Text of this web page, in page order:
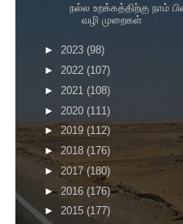
நல்ல உறக்கத்திற்கு நாம்
வழி முறைகள்
► 2023 (98)
► 2022 (107)
► 2021 (108)
► 2020 (111)
► 2019 (112)
► 2018 (176)
► 2017(180)
► 2016 (176)
► 2015 (177)